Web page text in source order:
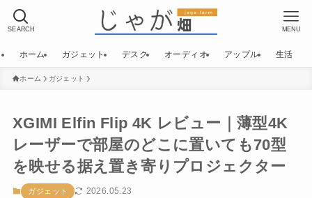
SEARCH MENU
ホーム ガジェット デスク オーディオ アップル 生活
ホーム ガジェット
XGIMI Elfin Flip 4K レビュー｜薄型4K
レーザーで部屋のどこに置いても70型
を映せる据え置き寄りプロジェクター
ガジェット 2026.05.23